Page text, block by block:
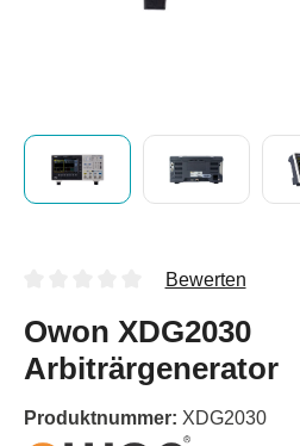
Bewerten
Owon XDG2030
Arbiträrgenerator
Produktnummer: XDG2030